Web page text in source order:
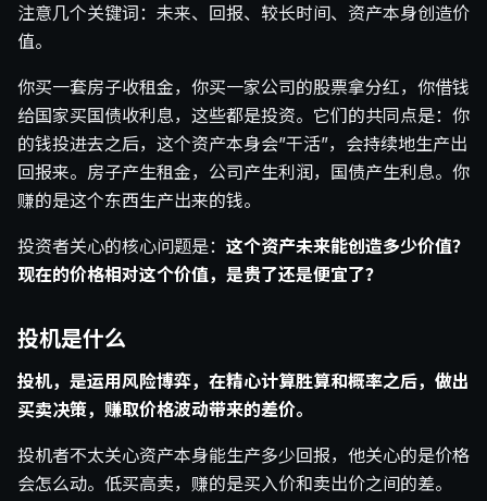
注意几个关键词：未来、回报、较长时间、资产本身创造价
值。
你买一套房子收租金，你买一家公司的股票拿分红，你借钱
给国家买国债收利息，这些都是投资。它们的共同点是：你
的钱投进去之后，这个资产本身会”干活”，会持续地生产出
回报来。房子产生租金，公司产生利润，国债产生利息。你
赚的是这个东西生产出来的钱。
投资者关心的核心问题是： 这个资产未来能创造多少价值？
现在的价格相对这个价值，是贵了还是便宜了？
投机是什么
投机，是运用风险博弈，在精心计算胜算和概率之后，做出
买卖决策，赚取价格波动带来的差价。
投机者不太关心资产本身能生产多少回报，他关心的是价格
会怎么动。低买高卖，赚的是买入价和卖出价之间的差。